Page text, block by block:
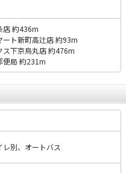
店 約436m
ート新町高辻店 約93m
ス下京烏丸店 約476m
便局 約231m
レ別、オートバス